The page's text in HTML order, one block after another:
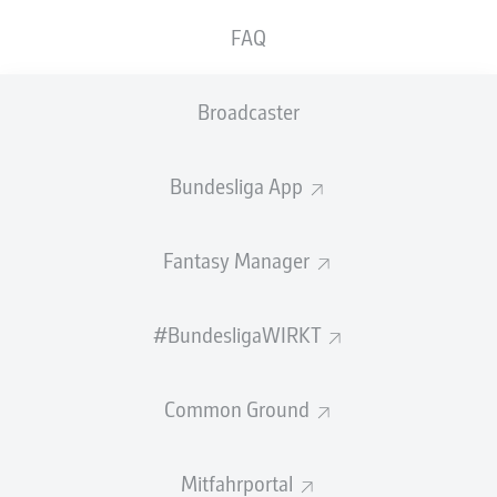
FAQ
Broadcaster
Bundesliga App
Fantasy Manager
#BundesligaWIRKT
Common Ground
Mitfahrportal
linken Sprunggelenk zugezogen. Das ergab eine MRT-
Der Mittelfeldspieler kann in den kommenden Tagen
abreisen. Die Rehamaßnahmen und das anschließende
Toulouse FC und den FC Bologna steht Angelo Stiller
VfB Stuttgart